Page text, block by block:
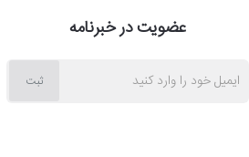
عضویت در خبرنامه
ایمیل
ثبت